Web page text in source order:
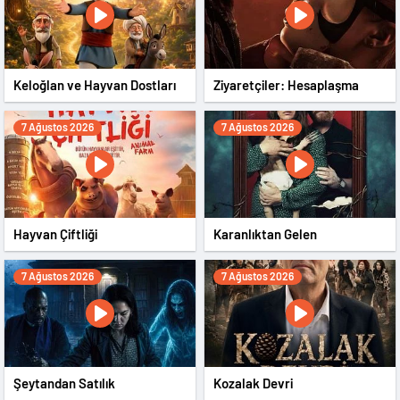
Keloğlan ve Hayvan Dostları Ziyaretçiler: Hesaplaşma
7 Ağustos 2026
Hayvan Çiftliği
7 Ağustos 2026
Karanlıktan Gelen
7 Ağustos 2026
Şeytandan Satılık
7 Ağustos 2026
Kozalak Devri